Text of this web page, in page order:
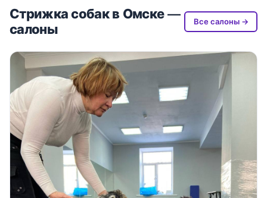
Стрижка собак в Омске —
салоны
Все салоны →